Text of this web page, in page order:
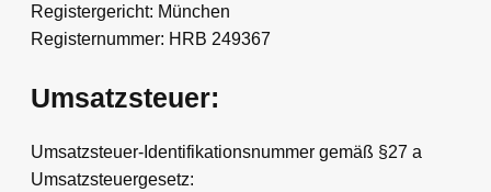
Registergericht: München
Registernummer: HRB 249367
Umsatzsteuer:
Umsatzsteuer-Identifikationsnummer gemäß §27 a
Umsatzsteuergesetz: